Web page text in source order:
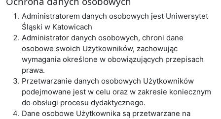
Administratorem danych osobowych jest Uniwersytet
Śląski w Katowicach
Administrator danych osobowych, chroni dane
osobowe swoich Użytkowników, zachowując
wymagania określone w obowiązujących przepisach
prawa.
Przetwarzanie danych osobowych Użytkowników
podejmowane jest w celu oraz w zakresie koniecznym
do obsługi procesu dydaktycznego.
Dane osobowe Użytkownika są przetwarzane na